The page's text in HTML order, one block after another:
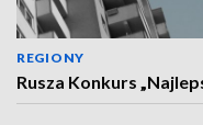
REGIONY
Rusza Konkurs